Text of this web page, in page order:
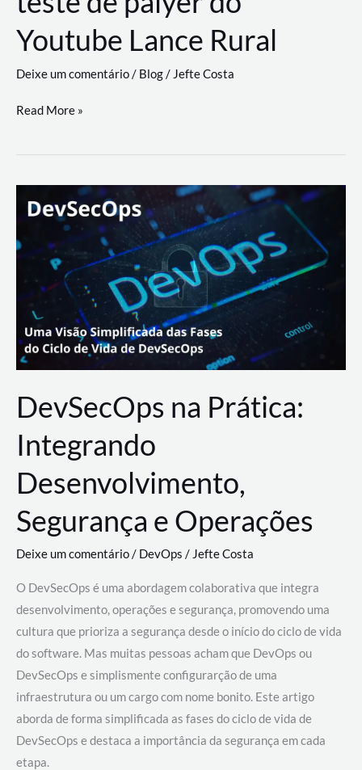
trabalho
com
a
workflows
Youtube Lance Rural
Deixe um comentário/ Blog/ Jefte Costa
teste
palyer
Lance
Rural
Read More »
DevSecOps na Prática:
Integrando
Desenvolvimento,
Segurança e Operações
Deixe um comentário/ DevOps /Jefte Costa
O DevSecOps é uma abordagem colaborativa que integra
desenvolvimento, operações e segurança, promovendo uma
cultura que prioriza a segurança desde o início do ciclo de vida
do software. Mas muitas pessoas acham que DevOps ou
DevSecOps e simplismente configurarção de uma
infraestrutura ou um cargo com nome bonito. Este artigo
aborda de forma simplificada as fases do ciclo de vida de
DevSecOps e destaca a importância da segurança em cada
etapa.